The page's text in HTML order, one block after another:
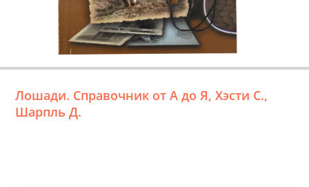
Лошади. Справочник от А до Я, Хэсти С.,
Шарпль Д.